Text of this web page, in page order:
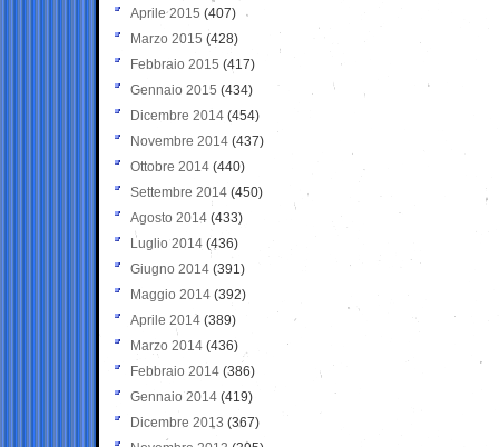
Aprile 2015 (407)
Marzo 2015 (428)
Febbraio 2015 (417)
Gennaio 2015 (434)
Dicembre 2014 (454)
Novembre 2014 (437)
Ottobre 2014 (440)
Settembre 2014 (450)
Agosto 2014 (433)
Luglio 2014 (436)
Giugno 2014 (391)
Maggio 2014 (392)
Aprile 2014 (389)
Marzo 2014 (436)
Febbraio 2014 (386)
Gennaio 2014 (419)
Dicembre 2013 (367)